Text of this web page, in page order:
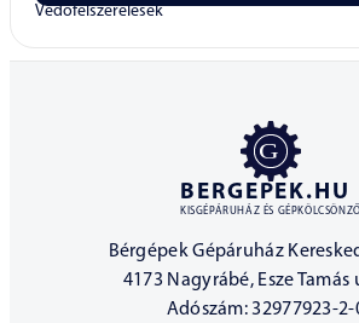
Védőfelszerelések
BERGEPEK.HU
KISGÉPÁRUHÁZ ÉS GÉPKÖLCSÖNZŐ
Bérgépek Gépáruház
4173 Nagyrábé, Esze Tamás
Adószám: 32977923-2-